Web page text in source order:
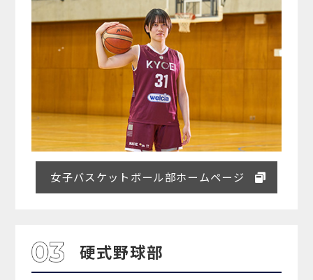
女子バスケットボール部ホームページ
硬式野球部